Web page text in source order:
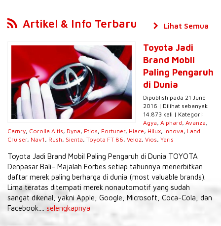
Artikel & Info Terbaru
Toyota Jadi
Brand Mobil
Paling Pengaruh
di Dunia
Dipublish pada 21 June
2016 | Dilihat sebanyak
14.873 kali | Kategori:
Agya, Alphard, Avanza,
Camry, Corolla Altis, Dyna, Etios, Fortuner, Hiace, Hilux, Innova, Land
Cruiser, Nav1 , Rush, Sienta, Toyota FT 86, Veloz, Vios, Yaris
Toyota Jadi Brand Mobil Paling Pengaruh di Dunia TOYOTA
Denpasar Bali– Majalah Forbes setiap tahunnya menerbitkan
daftar merek paling berharga di dunia (most valuable brands).
Lima teratas ditempati merek nonautomotif yang sudah
sangat dikenal, yakni Apple, Google, Microsoft, Coca-Cola, dan
Facebook.... selengkapnya
Lihat Semua